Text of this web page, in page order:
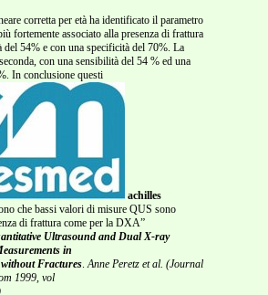
corretta per età ha identificato il parametro
fortemente associato alla presenza di frattura
del 54% e con una specificità del 70%. La
con una sensibilità del 54 % ed una
In conclusione questi
achilles
che bassi valori di misure QUS sono
di frattura come per la DXA”
Ultrasound and Dual X-ray
in
Fractures.Anne Peretz et al. (Journal
1999, vol